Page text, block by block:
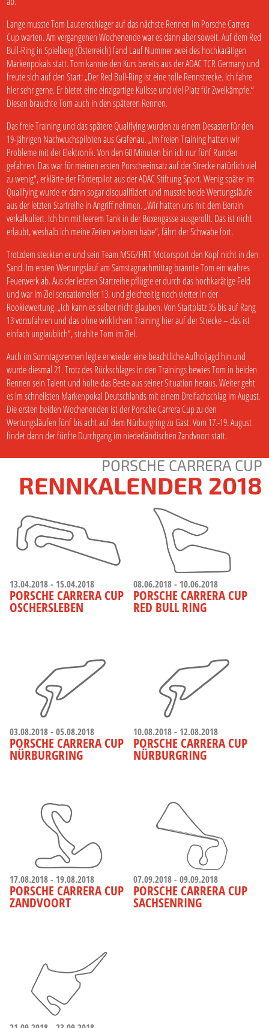
Lange musste Tom Lautenschlager auf das nächste Rennen im Porsche Carrera
Cup warten. Am vergangenen Wochenende war es dann aber soweit. Auf dem Red
Bull-Ring in Spielberg (Österreich) fand Lauf Nummer zwei des hochkarätigen
Markenpokals statt. Tom kannte den Kurs bereits aus der ADAC TCR Germany und
freute sich auf den Start: „Der Red Bull-Ring ist eine tolle Rennstrecke. Ich fahre
hier sehr gerne. Er bietet eine einzigartige Kulisse und viel Platz für Zweikämpfe.“
Diesen brauchte Tom auch in den späteren Rennen.
Das freie Training und das spätere Qualifying wurden zu einem Desaster für den
19-jährigen Nachwuchspiloten aus Grafenau. „Im freien Training hatten wir
Probleme mit der Elektronik. Von den 60 Minuten bin ich nur fünf Runden
gefahren. Das war für meinen ersten Porscheeinsatz auf der Strecke natürlich viel
zu wenig“, erklärte der Förderpilot aus der ADAC Stiftung Sport. Wenig später im
Qualifying wurde er dann sogar disqualifiziert und musste beide Wertungsläufe
aus der letzten Startreihe in Angriff nehmen. „Wir hatten uns mit dem Benzin
verkalkuliert. Ich bin mit leerem Tank in der Boxengasse ausgerollt. Das ist nicht
erlaubt, weshalb ich meine Zeiten verloren habe“, fährt der Schwabe fort.
Trotzdem steckten er und sein Team MSG/HRT Motorsport den Kopf nicht in den
Sand. Im ersten Wertungslauf am Samstagnachmittag brannte Tom ein wahres
Feuerwerk ab. Aus der letzten Startreihe pflügte er durch das hochkarätige Feld
und war im Ziel sensationeller 13. und gleichzeitig noch vierter in der
Rookiewertung. „Ich kann es selber nicht glauben. Von Startplatz 35 bis auf Rang
13 vorzufahren und das ohne wirklichem Training hier auf der Strecke – das ist
einfach unglaublich“, strahlte Tom im Ziel.
Auch im Sonntagsrennen legte er wieder eine beachtliche Aufholjagd hin und
wurde diesmal 21. Trotz des Rückschlages in den Trainings bewies Tom in beiden
Rennen sein Talent und holte das Beste aus seiner Situation heraus. Weiter geht
es im schnellsten Markenpokal Deutschlands mit einem Dreifachschlag im August.
Die ersten beiden Wochenenden ist der Porsche Carrera Cup zu den
Wertungsläufen fünf bis acht auf dem Nürburgring zu Gast. Vom 17.-19. August
findet dann der fünfte Durchgang im niederländischen Zandvoort statt.
PORSCHE CARRERA CUP
RENNKALENDER 2018
13.04.2018 - 15.04.2018
PORSCHE CARRERA CUP
OSCHERSLEBEN
08.06.2018 - 10.06.2018
PORSCHE CARRERA CUP
RED BULL RING
03.08.2018 - 05.08.2018
PORSCHE CARRERA CUP
NÜRBURGRING
10.08.2018 - 12.08.2018
PORSCHE CARRERA CUP
NÜRBURGRING
17.08.2018 - 19.08.2018
PORSCHE CARRERA CUP
ZANDVOORT
07.09.2018 - 09.09.2018
PORSCHE CARRERA CUP
SACHSENRING